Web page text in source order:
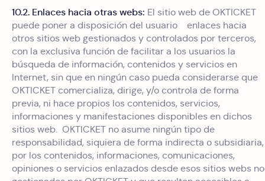
10.2. Enlaces hacia otras webs: El sitio web de OKTICKET
puede poner a disposición del usuario enlaces hacia
otros sitios web gestionados y controlados por terceros,
con la exclusiva función de facilitar a los usuarios la
búsqueda de información, contenidos y servicios en
Internet, sin que en ningún caso pueda considerarse que
OKTICKET comercializa, dirige, y/o controla de forma
previa, ni hace propios los contenidos, servicios,
informaciones y manifestaciones disponibles en dichos
sitios web. OKTICKET no asume ningún tipo de
responsabilidad, siquiera de forma indirecta o subsidiaria,
por los contenidos, informaciones, comunicaciones,
opiniones o servicios enlazados desde esos sitios webs no